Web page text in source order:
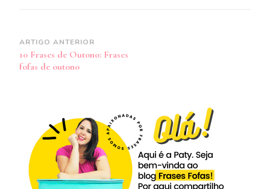
Navegação
de
ARTIGO ANTERIOR
10 Frases de Outono: Frases
fofas de outono